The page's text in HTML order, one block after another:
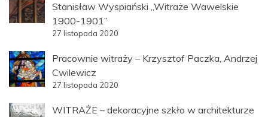
Stanisław Wyspiański „Witraże Wawelskie
1900-1901”
27 listopada 2020
Pracownie witraży – Krzysztof Paczka, Andrzej
Cwilewicz
27 listopada 2020
WITRAŻE – dekoracyjne szkło w architekturze